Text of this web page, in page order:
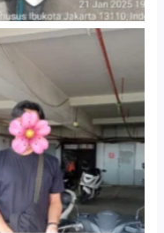
Cityplaza Jatinegara
Gedung Parkir P6A